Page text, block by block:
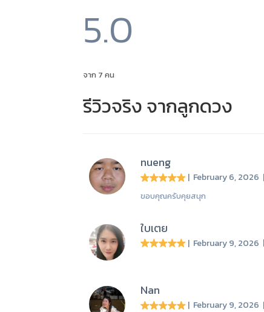
5.0
จาก 7 คน
รีวิวจริง จากลูกดวง
nueng
| February 6, 2026 |
ขอบคุณครับคุยสนุก
ใบเตย
| February 9, 2026 |
Nan
| February 9, 2026 |